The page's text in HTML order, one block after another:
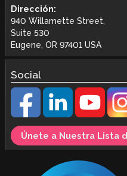
Dirección:
940 Willamette Street,
Suite 530
Eugene, OR 97401 USA
Social
Únete a Nuestra Lista